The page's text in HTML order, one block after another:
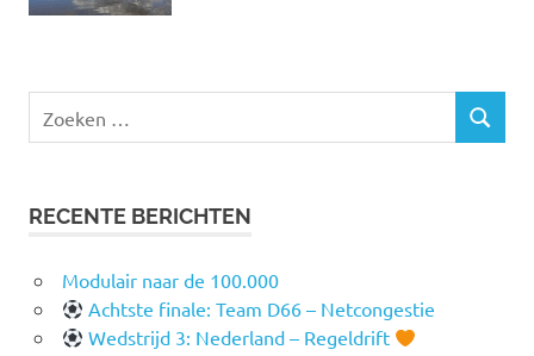
naar:
ZOEKEN
RECENTE BERICHTEN
Modulair naar de 100.000
Achtste finale: Team D66 – Netcongestie
Wedstrijd 3: Nederland – Regeldrift